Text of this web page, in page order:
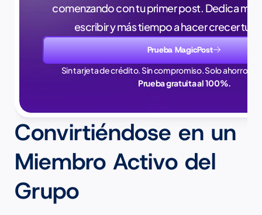
comenzando con tu primer post. Dedica
escribir y más tiempo a hacer crecer tu
Prueba MagicPost
Sin tarjeta de crédito. Sin compromiso. Solo ahorros
Prueba gratuita al 100%.
Convirtiéndose en un
Miembro Activo del
Grupo